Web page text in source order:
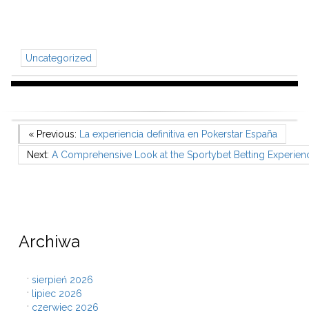
Uncategorized
Nawigacja
wpisu
Previous Post
« Previous: La experiencia definitiva en Pokerstar España
Next Post
Next: A Comprehensive Look at the Sportybet Betting
Archiwa
sierpień 2026
lipiec 2026
czerwiec 2026